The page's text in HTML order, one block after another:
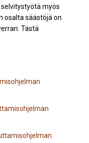
myös
osalta säästöjä on
Tästä